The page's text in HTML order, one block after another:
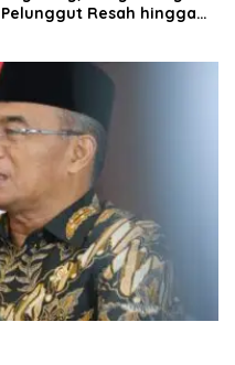
Pelunggut Resah hingga